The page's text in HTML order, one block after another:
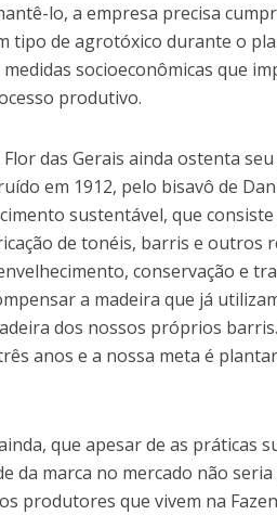
lo, a empresa precisa
tipo de agrotóxico durante o
socioeconômicas que
produtivo.
das Gerais ainda ostenta
em 1912, pelo bisavô de
sustentável, que
de tonéis, barris e outros
conservação e
a madeira que já
dos nossos próprios
anos e a nossa meta é
que apesar de as práticas
da marca no mercado não
produtores que vivem na